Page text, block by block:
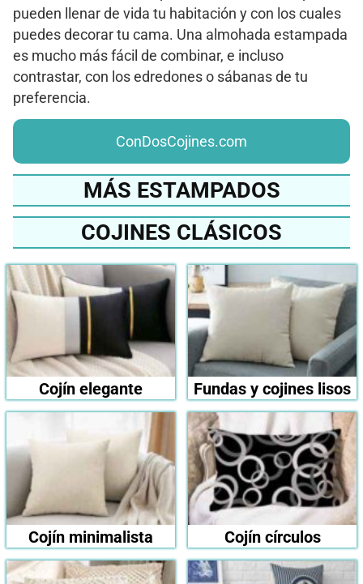
pueden llenar de vida tu habitación y con los cuales
puedes decorar tu cama. Una almohada estampada
es mucho más fácil de combinar, e incluso
contrastar, con los edredones o sábanas de tu
preferencia.
ConDosCojines.com
MÁS ESTAMPADOS
COJINES CLÁSICOS
Cojín elegante Fundas y cojines lisos
Cojín minimalista Cojín círculos